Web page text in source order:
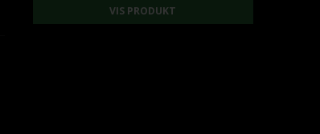
VIS PRODUKT